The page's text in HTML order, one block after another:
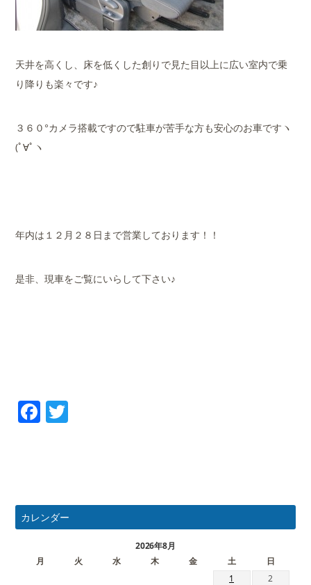
天井を高くし、床を低くした創りで見た目以上に広い室内で乗
り降りも楽々です♪
３６０°カメラ搭載ですので駐車が苦手な方も安心のお車ですヽ
(ﾟ∀ﾟヽ
年内は１２月２８日まで営業しております！！
是非、現車をご覧にいらして下さい♪
Facebook
カレンダー
2026年8月
月
火 水 木 金 土
日
1
2